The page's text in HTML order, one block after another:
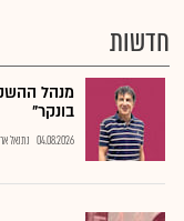
חדשות
מנהל
בונקר"
04.08.2026 נתנאל